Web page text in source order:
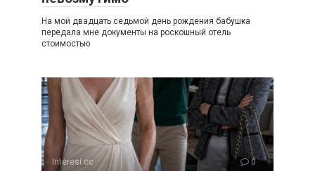
На мой двадцать седьмой день рождения бабушка
передала мне документы на роскошный отель
стоимостью
Interesi.cc 0